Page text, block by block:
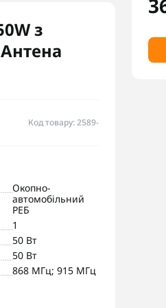
з
Код товару: 2589-
Окопно-
автомобільний
РЕБ
1
50 Вт
50 Вт
868 МГц; 915 МГц